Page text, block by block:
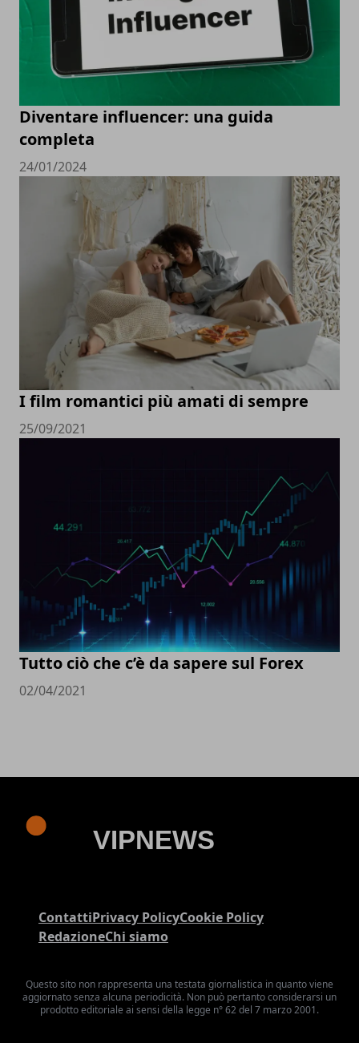
Diventare influencer: una guida
completa
24/01/2024
I film romantici più amati di sempre
25/09/2021
Tutto ciò che c’è da sapere sul Forex
02/04/2021
ContattiPrivacy PolicyCookie Policy
RedazioneChi siamo
Questo sito non rappresenta una testata giornalistica in quanto viene
aggiornato senza alcuna periodicità. Non può pertanto considerarsi un
prodotto editoriale ai sensi della legge n° 62 del 7 marzo 2001.